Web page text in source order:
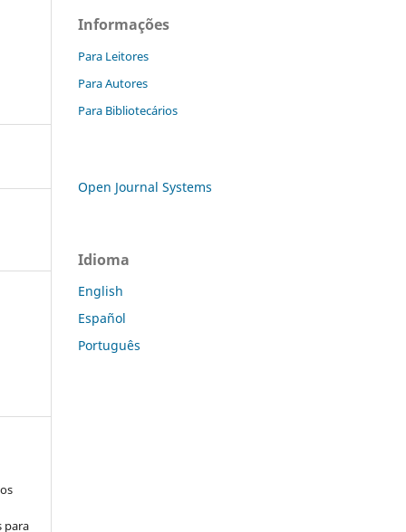
para
Informações
Para Leitores
Para Autores
Para Bibliotecários
Open Journal Systems
Idioma
English
Español
Português